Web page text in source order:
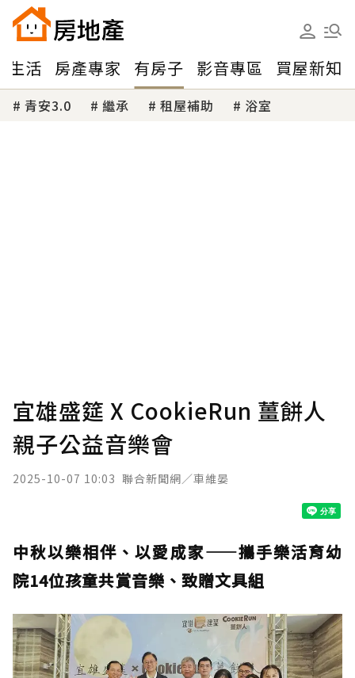
生活 房產專家 有房子 影音專區 買屋新知
青安3.0 繼承 租屋補助 浴室
宜雄盛筵 X CookieRun 薑餅人
親子公益音樂會
2025-10-07 10:03 聯合新聞網／車維晏
中秋以樂相伴、以愛成家——攜手樂活育幼
院14位孩童共賞音樂、致贈文具組